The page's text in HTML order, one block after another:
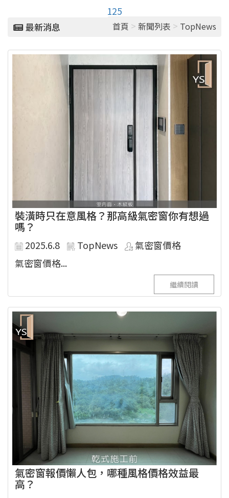
125
最新消息 首頁 > 新聞列表 > TopNews
裝潢時只在意風格？那高級氣密窗你有想過
嗎？
2025.6.8 TopNews
氣密窗價格
氣密窗價格...
繼續閱讀
氣密窗報價懶人包，哪種風格價格效益最
高？